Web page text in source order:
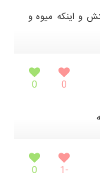
و اینکه میوه و
0
0
-1
0